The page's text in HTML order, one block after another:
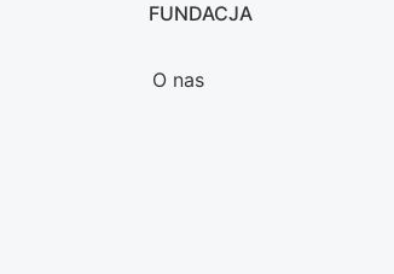
FUNDACJA
O nas